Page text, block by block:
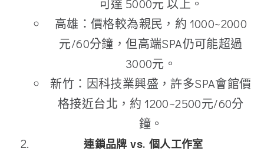
可達 5000元 以上。
高雄：價格較為親民，約 1000~2000
元/60分鐘，但高端SPA仍可能超過
3000元。
新竹：因科技業興盛，許多SPA會館價
格接近台北，約 1200~2500元/60分
鐘。
連鎖品牌 vs. 個人工作室